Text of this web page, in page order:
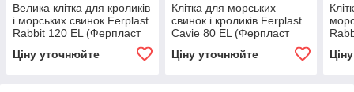
Велика клітка для кроликів
і морських свинок Ferplast
Rabbit 120 EL (Ферпласт
Ціну уточнюйте
Клітка для морських
свинок і кроликів Ferplast
Cavie 80 EL (Ферпласт
Ціну уточнюйте